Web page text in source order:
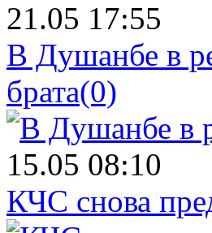
21.05 17:55
В Душанбе в
брата(0)
15.05 08:10
КЧС снова